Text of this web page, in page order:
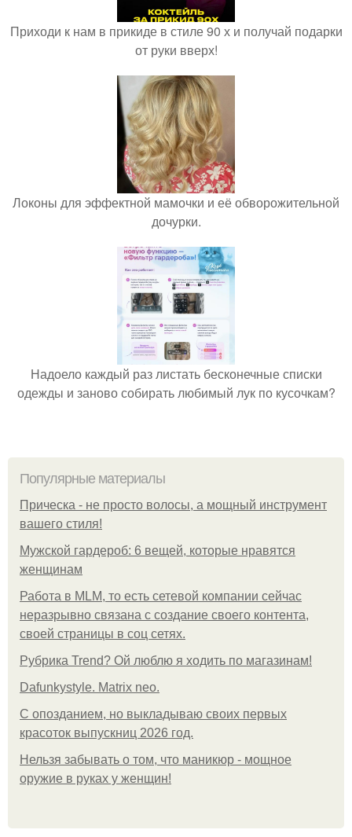
Приходи к нам в прикиде в стиле 90 х и получай подарки
от руки вверх!
Локоны для эффектной мамочки и её обворожительной
дочурки.
Надоело каждый раз листать бесконечные списки
одежды и заново собирать любимый лук по кусочкам?
Популярные материалы
Прическа - не просто волосы, а мощный инструмент
вашего стиля!
Мужской гардероб: 6 вещей, которые нравятся
женщинам
Работа в MLM, то есть сетевой компании сейчас
неразрывно связана с создание своего контента,
своей страницы в соц сетях.
Рубрика Trend? Ой люблю я ходить по магазинам!
Dafunkystyle. Matrix neo.
С опозданием, но выкладываю своих первых
красоток выпускниц 2026 год.
Нельзя забывать о том, что маникюр - мощное
оружие в руках у женщин!